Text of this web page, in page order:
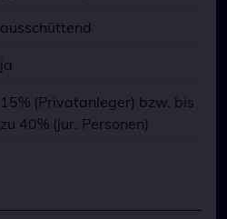
ausschüttend
ja
15% (Privatanleger) bzw. bis
zu 40% (jur. Personen)